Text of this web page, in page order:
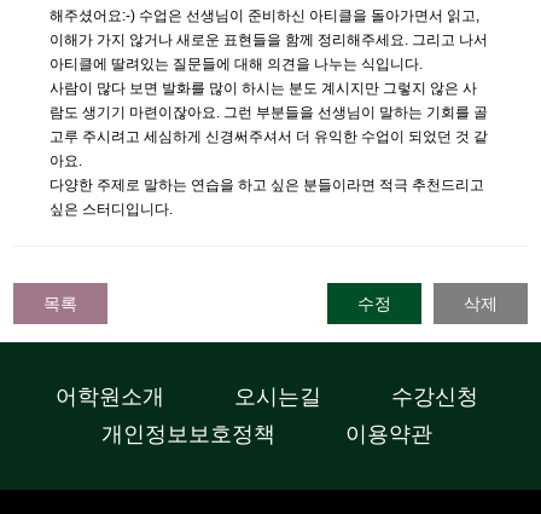
해주셨어요:-) 수업은 선생님이 준비하신 아티클을 돌아가면서 읽고,
이해가 가지 않거나 새로운 표현들을 함께 정리해주세요. 그리고 나서
아티클에 딸려있는 질문들에 대해 의견을 나누는 식입니다.
사람이 많다 보면 발화를 많이 하시는 분도 계시지만 그렇지 않은 사
람도 생기기 마련이잖아요. 그런 부분들을 선생님이 말하는 기회를 골
고루 주시려고 세심하게 신경써주셔서 더 유익한 수업이 되었던 것 같
아요.
다양한 주제로 말하는 연습을 하고 싶은 분들이라면 적극 추천드리고
싶은 스터디입니다.
목록 삭제
수정
어학원소개 오시는길
수강신청
개인정보보호정책
이용약관